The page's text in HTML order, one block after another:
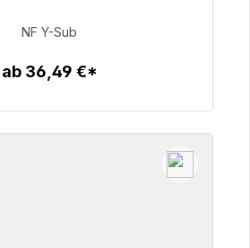
50,99 €
NF Y-Sub
ab 36,49 €*